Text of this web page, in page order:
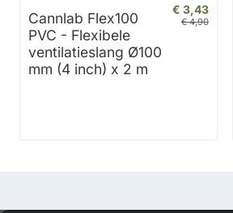
Cannlab Flex100
PVC - Flexibele
ventilatieslang Ø100
mm (4 inch) x 2 m
€ 3,43
€ 4,90